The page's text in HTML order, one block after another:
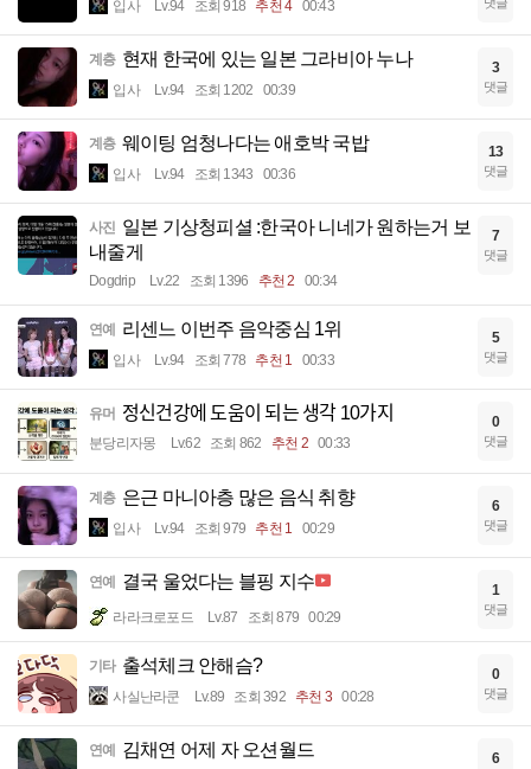
입사 Lv.94 조회 918 추천 4 00:43
계층 현재 한국에 있는 일본 그라비아 누나
입사 Lv.94 조회 1202 00:39
3
댓글
계층 웨이팅 엄청나다는 애호박 국밥
입사 Lv.94 조회 1343 00:36
13
댓글
사진 일본 기상청피셜 :한국아 니네가 원하는거 보
내줄게
Dogdrip Lv.22 조회 1396 추천 2 00:34
7
댓글
연예 리센느 이번주 음악중심 1위
입사 Lv.94 조회 778 추천 1 00:33
5
댓글
유머 정신건강에 도움이 되는 생각 10가지
분당리자몽 Lv.62 조회 862 추천 2 00:33
0
댓글
계층 은근 마니아층 많은 음식 취향
입사 Lv.94 조회 979 추천 1 00:29
6
댓글
연예 결국 울었다는 블핑 지수
라라크로포드 Lv.87 조회 879 00:29
1
댓글
기타 출석체크 안해슴?
사실난라쿤 Lv.89 조회 392 추천 3 00:28
0
댓글
연예 김채연 어제 자 오션월드 6